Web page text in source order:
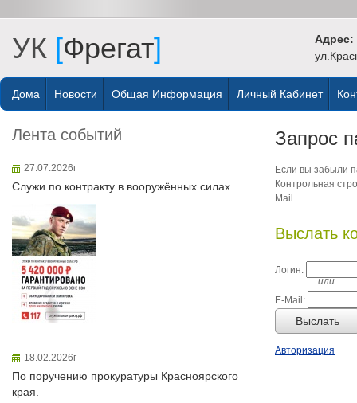
УК [Фрегат] Адрес:
Дома Новости Общая Информация Личный Кабинет
Лента событий
27.07.2026г
Служи по контракту в вооружённых силах.
18.02.2026г
По поручению прокуратуры Красноярского
края.
Запрос
Если вы забыли
Контрольная
Mail.
Выслать
Логин:
или
E-Mail:
Выслать
Авторизация